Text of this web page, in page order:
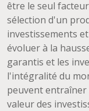
être le seul
sélection d'un
investissements
évoluer à la
garantis et les
l'intégralité du
peuvent entraîner
valeur des